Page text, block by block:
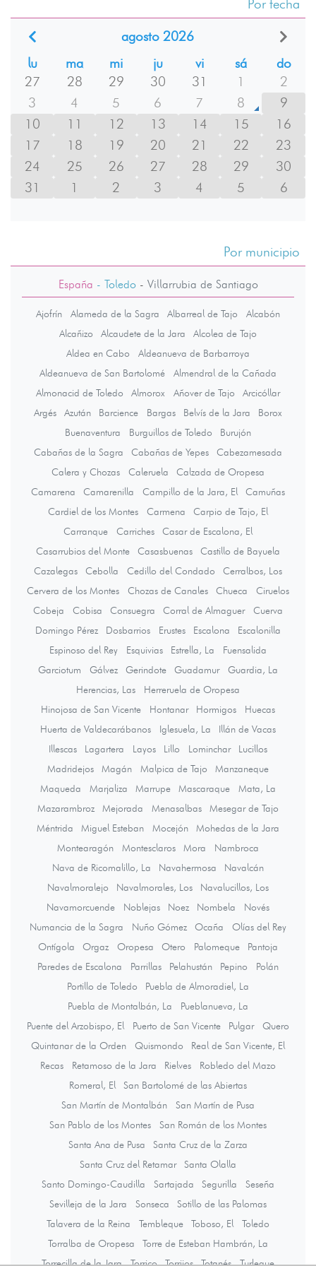
Por fecha
agosto 2026
lu
ma mi ju vi sá
do
27
28 29 30 31 1
2
3
4 5 6 7 8
9
10
11 12 13 14 15
16
17
18 19 20 21 22
23
24
25 26 27 28 29
30
31
1 2 3 4 5 6
Por municipio
España - Toledo- Villarrubia de Santiago
Ajofrín Alameda de la Sagra Albarreal de Tajo
Alcabón
Alcañizo
Alcaudete de la Jara
Alcolea de Tajo
Aldea en Cabo
Aldeanueva de Barbarroya
Aldeanueva de San Bartolomé
Almendral de la Cañada
Almonacid de Toledo
Almorox Añover de Tajo
Arcicóllar
Argés
Azután Barcience Bargas Belvís de la Jara
Borox
Buenaventura
Burguillos de Toledo
Burujón
Cabañas de la Sagra
Cabañas de Yepes
Cabezamesada
Calera y Chozas
Caleruela
Calzada de Oropesa
Camarena
Camarenilla Campillo de la Jara, El
Camuñas
Cardiel de los Montes
Carmena
Carpio de Tajo, El
Carranque
Carriches
Casar de Escalona, El
Casarrubios del Monte
Casasbuenas
Castillo de Bayuela
Cazalegas
Cebolla Cedillo del Condado
Cerralbos, Los
Cervera de los Montes
Chozas de Canales Chueca
Ciruelos
Cobeja
Cobisa Consuegra Corral de Almaguer
Cuerva
Domingo Pérez
Dosbarrios Erustes Escalona
Escalonilla
Espinoso del Rey
Esquivias Estrella, La
Fuensalida
Garciotum
Gálvez Gerindote Guadamur
Guardia, La
Herencias, Las
Herreruela de Oropesa
Hinojosa de San Vicente
Hontanar Hormigos
Huecas
Huerta de Valdecarábanos
Iglesuela, La
Illán de Vacas
Illescas
Lagartera Layos Lillo Lominchar
Lucillos
Madridejos
Magán Malpica de Tajo
Manzaneque
Maqueda
Marjaliza Marrupe Mascaraque
Mata, La
Mazarambroz
Mejorada Menasalbas
Mesegar de Tajo
Méntrida
Miguel Esteban Mocejón
Mohedas de la Jara
Montearagón
Montesclaros Mora
Nambroca
Nava de Ricomalillo, La
Navahermosa
Navalcán
Navalmoralejo
Navalmorales, Los
Navalucillos, Los
Navamorcuende
Noblejas Noez Nombela
Novés
Numancia de la Sagra
Nuño Gómez Ocaña
Olías del Rey
Ontígola
Orgaz Oropesa Otero Palomeque
Pantoja
Paredes de Escalona
Parrillas Pelahustán Pepino
Polán
Portillo de Toledo
Puebla de Almoradiel, La
Puebla de Montalbán, La
Pueblanueva, La
Puente del Arzobispo, El
Puerto de San Vicente Pulgar
Quero
Quintanar de la Orden
Quismondo
Real de San Vicente, El
Recas
Retamoso de la Jara Rielves
Robledo del Mazo
Romeral, El
San Bartolomé de las Abiertas
San Martín de Montalbán
San Martín de Pusa
San Pablo de los Montes
San Román de los Montes
Santa Ana de Pusa
Santa Cruz de la Zarza
Santa Cruz del Retamar
Santa Olalla
Santo Domingo-Caudilla
Sartajada Segurilla
Seseña
Sevilleja de la Jara
Sonseca
Sotillo de las Palomas
Talavera de la Reina
Tembleque Toboso, El
Toledo
Torralba de Oropesa
Torre de Esteban Hambrán, La
Torrecilla de la Jara
Torrico Torrijos Totanés
Turleque